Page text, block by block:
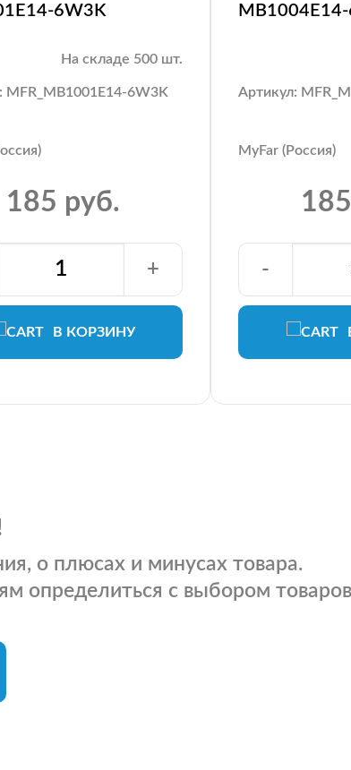
6W3K
На складе 500 шт.
MFR_MB1001E14-6W3K
185 руб.
В КОРЗИНУ
+
Артикул:
MyFar (Россия)
-
о плюсах и минусах товара.
определиться с выбором